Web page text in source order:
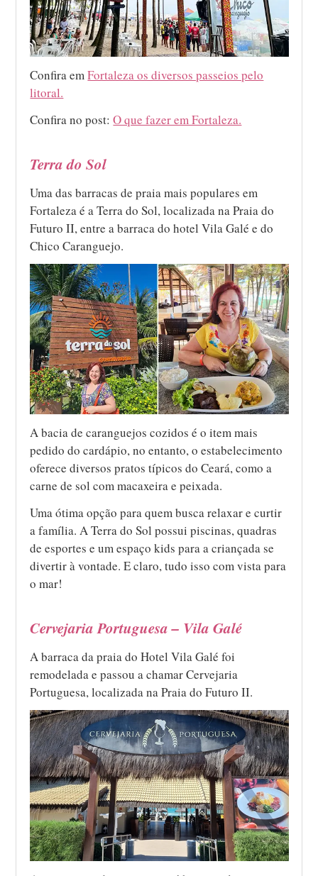
Confira emFortaleza os diversos passeios pelo
litoral.
Confira no post:O que fazer em Fortaleza.
Terra do Sol
Uma das barracas de praia mais populares em
Fortaleza é a Terra do Sol, localizada na Praia do
Futuro II, entre a barraca do hotel Vila Galé e do
Chico Caranguejo.
A bacia de caranguejos cozidos é o item mais
pedido do cardápio, no entanto, o estabelecimento
oferece diversos pratos típicos do Ceará, como a
carne de sol com macaxeira e peixada.
Uma ótima opção para quem busca relaxar e curtir
a família. A Terra do Sol possui piscinas, quadras
de esportes e um espaço kids para a criançada se
divertir à vontade. E claro, tudo isso com vista para
o mar!
Cervejaria Portuguesa – Vila Galé
A barraca da praia do Hotel Vila Galé foi
remodelada e passou a chamar Cervejaria
Portuguesa, localizada na Praia do Futuro II.